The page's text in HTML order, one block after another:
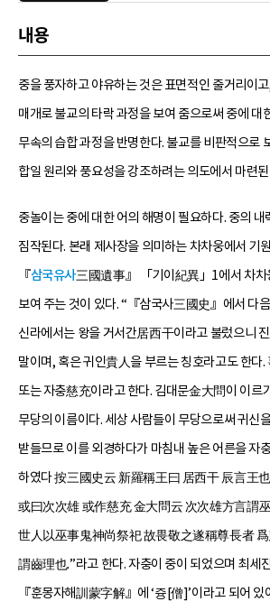
내용
중을 풍자하고 야유하는 것은 표면적인 줄거리이
매개로 불교의 타락 과정을 보여 줌으로써 중에 대
무속의 습합 과정을 반명한다. 불교를 비판적으로
합일 원리와 풍요성을 강조하려는 의도에서 마련
중놀이는 중에 대한 어의 해명이 필요하다. 중의
짐작된다. 본래 제사장을 의미하는 차차웅에서 기
『삼국유사三國遺事』 「기이紀異」1에서 차차
보여 주는 것이 있다. “『삼국사三國史』에서 다
신라에서는 왕을 거서간居西干이라고 불렀으니
말이며, 혹은 귀인貴人을 부르는 칭호라고도 한다
또는 자충慈充이라고 한다. 김대문金大問이 이르
무당의 이름이다. 세상 사람들이 무당으로써 귀신
받들므로 이를 외경하다가 마침내 높은 어른을 자
하였다 按三國史云 新羅稱王曰 居西干 辰言王
或曰次次雄 或作慈充 金大問云 次次雄方言謂
世人以巫事鬼神尚祭祀 故畏敬之遂稱尊長者
謂齒理也.”라고 한다. 자충이 중이 되었으며 최세
『훈몽자해訓蒙字解』에 ‘즁[僧]’이라고 되어